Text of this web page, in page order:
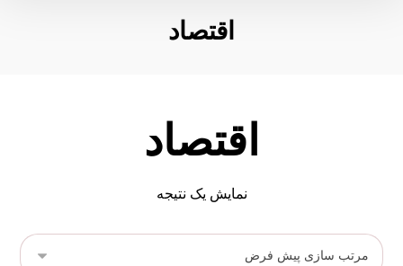
اقتصاد
اقتصاد
نمایش یک نتیجه